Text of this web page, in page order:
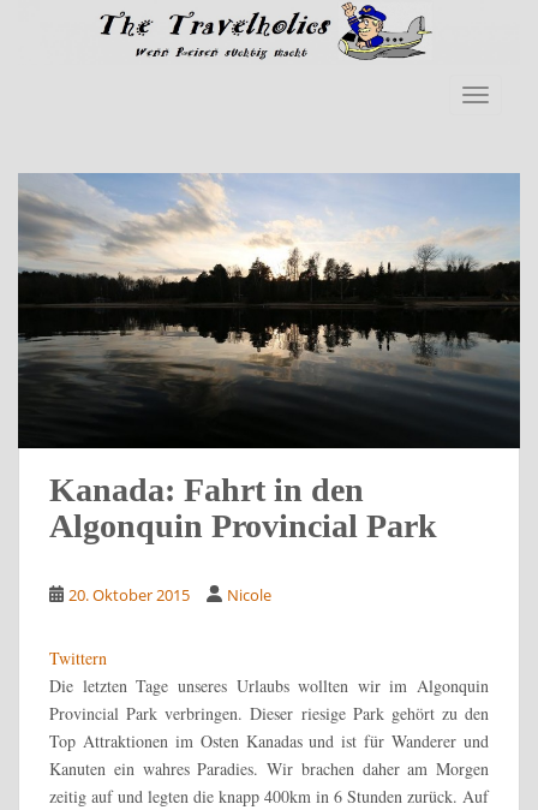
Skip to main content
Kanada: Fahrt in den
Algonquin Provincial Park
20. Oktober 2015 Nicole
Twittern
Die letzten Tage unseres Urlaubs wollten wir im Algonquin
Provincial Park verbringen. Dieser riesige Park gehört zu den
Top Attraktionen im Osten Kanadas und ist für Wanderer und
Kanuten ein wahres Paradies. Wir brachen daher am Morgen
zeitig auf und legten die knapp 400km in 6 Stunden zurück. Auf